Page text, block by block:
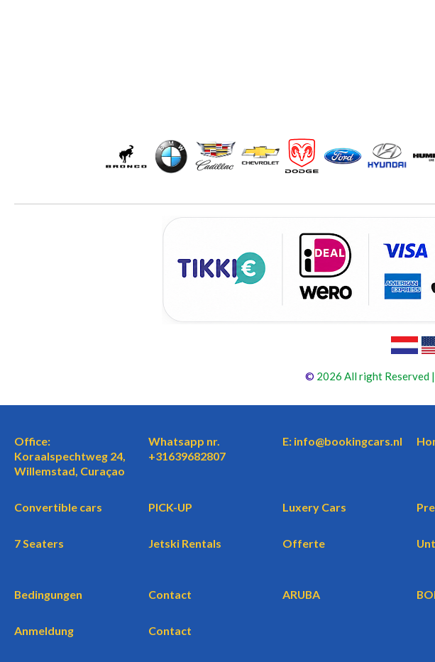
© 2026 All right Reserved
Office:
Koraalspechtweg 24,
Willemstad, Curaçao
Whatsapp nr.
+31639682807
E: info@bookingcars.nl
Convertible cars PICK-UP Luxery Cars
7 Seaters Jetski Rentals Offerte
Bedingungen Contact ARUBA
Anmeldung Contact